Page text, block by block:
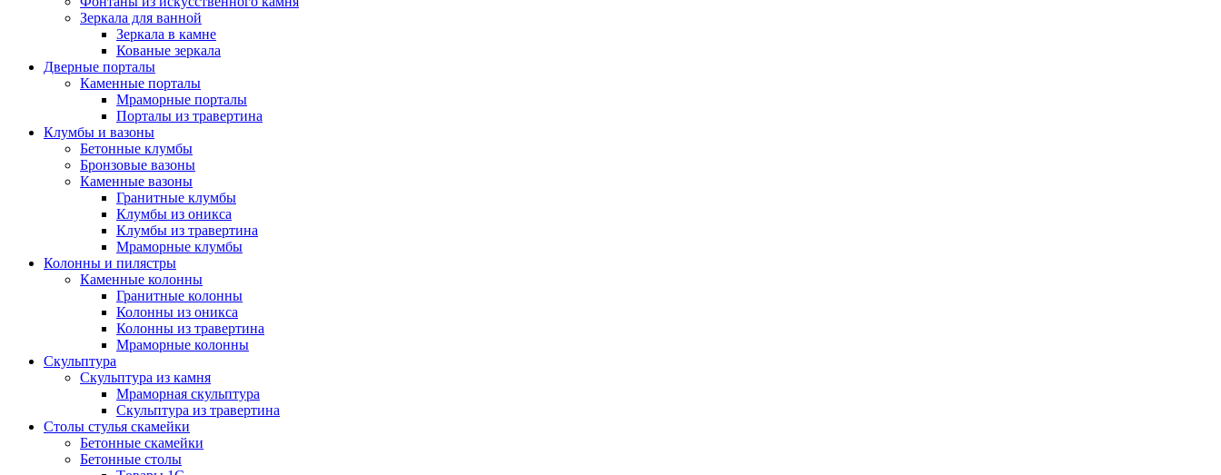
Зеркала для ванной
Зеркала в камне
Кованые зеркала
Дверные порталы
Каменные порталы
Мраморные порталы
Порталы из травертина
Клумбы и вазоны
Бетонные клумбы
Бронзовые вазоны
Каменные вазоны
Гранитные клумбы
Клумбы из оникса
Клумбы из травертина
Мраморные клумбы
Колонны и пилястры
Каменные колонны
Гранитные колонны
Колонны из оникса
Колонны из травертина
Мраморные колонны
Скульптура
Скульптура из камня
Мраморная скульптура
Скульптура из травертина
Столы стулья скамейки
Бетонные скамейки
Бетонные столы